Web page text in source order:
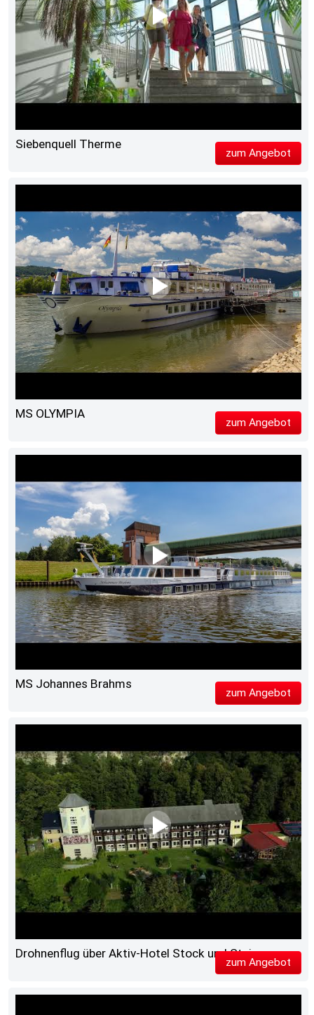
Siebenquell Therme
zum Angebot
MS OLYMPIA
zum Angebot
MS Johannes Brahms
zum Angebot
Drohnenflug über Aktiv-Hotel Stock und Stein
zum Angebot